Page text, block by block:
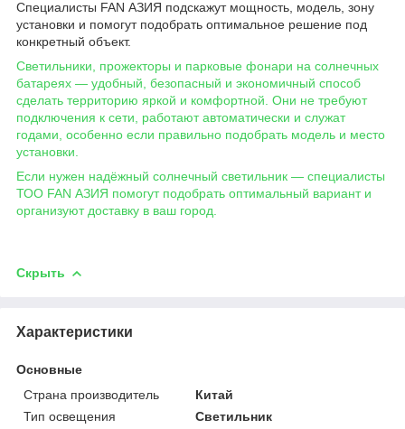
Специалисты FAN АЗИЯ подскажут мощность, модель, зону
установки и помогут подобрать оптимальное решение под
конкретный объект.
Светильники, прожекторы и парковые фонари на солнечных
батареях — удобный, безопасный и экономичный способ
сделать территорию яркой и комфортной. Они не требуют
подключения к сети, работают автоматически и служат
годами, особенно если правильно подобрать модель и место
установки.
Если нужен надёжный солнечный светильник — специалисты
ТОО FAN АЗИЯ помогут подобрать оптимальный вариант и
организуют доставку в ваш город.
Скрыть
Характеристики
Основные
Страна производитель
Китай
Тип освещения
Светильник